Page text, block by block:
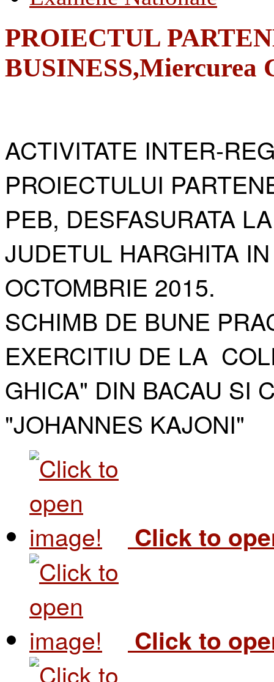
PROIECTUL
BUSINESS,Miercurea
ACTIVITATE INTER-
PROIECTULUI
PEB, DESFASURATA
JUDETUL HARGHITA
OCTOMBRIE 2015.
SCHIMB DE BUNE
EXERCITIU DE LA
GHICA" DIN BACAU SI
"JOHANNES KAJONI"​
Click to
Click to